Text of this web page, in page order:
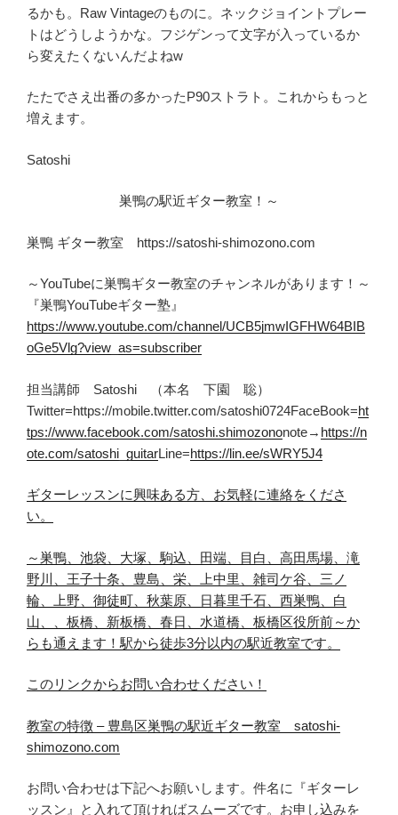
るかも。Raw Vintageのものに。ネックジョイントプレー
トはどうしようかな。フジゲンって文字が入っているか
ら変えたくないんだよねw
たたでさえ出番の多かったP90ストラト。これからもっと
増えます。
Satoshi
巣鴨の駅近ギター教室！～
巣鴨 ギター教室 https://satoshi-shimozono.com
～YouTubeに巣鴨ギター教室のチャンネルがあります！～
『巣鴨YouTubeギター塾』
https://www.youtube.com/channel/UCB5jmwIGFHW64BIB
oGe5Vlg?view_as=subscriber
担当講師 Satoshi （本名 下園 聡）
Twitter=https://mobile.twitter.com/satoshi0724FaceBook=ht
tps://www.facebook.com/satoshi.shimozononote→ https://n
ote.com/satoshi_guitarLine=https://lin.ee/sWRY5J4
ギターレッスンに興味ある方、お気軽に連絡をくださ
い。
～巣鴨、池袋、大塚、駒込、田端、目白、 高田馬場、滝
野川、王子十条、豊島、栄、上中里、 雑司ケ谷、三ノ
輪、上野、 御徒町、秋葉原、日暮里千石、西巣鴨、白
山、、板橋、 新板橋、春日、水道橋、板橋区役所前～か
らも通えます！ 駅から徒歩3分以内の駅近教室です。
このリンクからお問い合わせください！
教室の特徴 – 豊島区巣鴨の駅近ギター教室 satoshi-
shimozono.com
お問い合わせは下記へお願いします。件名に『ギターレ
ッスン』と入れて頂ければスムーズです。お申し込みを